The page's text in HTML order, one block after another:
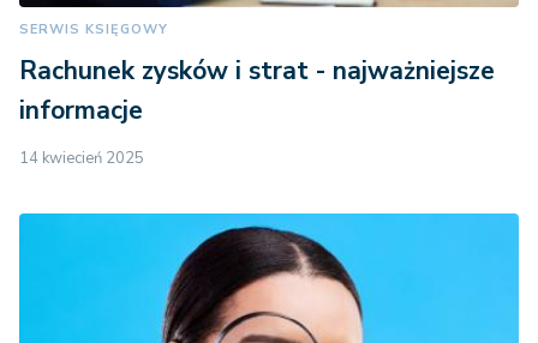
SERWIS KSIĘGOWY
Rachunek zysków i strat - najważniejsze
informacje
14 kwiecień 2025